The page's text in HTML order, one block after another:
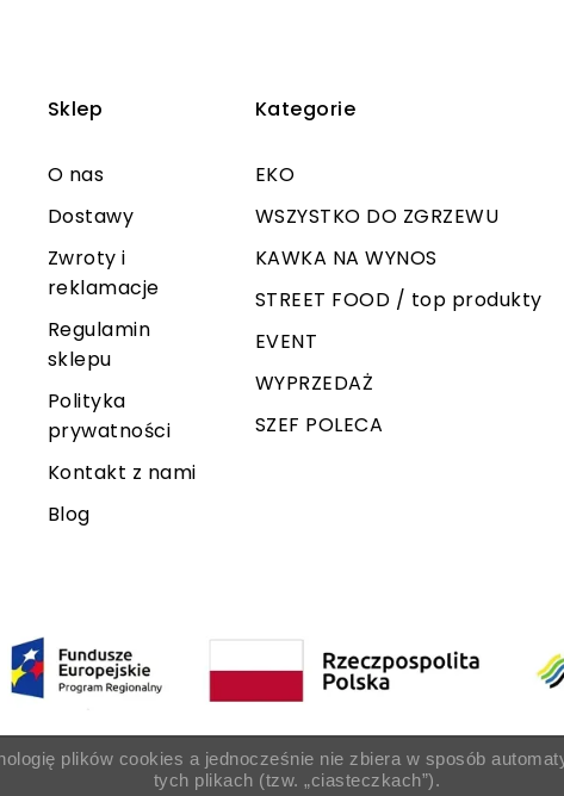
Sklep
O nas
Dostawy
Zwroty i
reklamacje
Regulamin
sklepu
Polityka
prywatności
Kontakt z nami
Blog
Kategorie
EKO
WSZYSTKO DO ZGRZEWU
KAWKA NA WYNOS
STREET FOOD / top produkty
EVENT
WYPRZEDAŻ
SZEF POLECA
plików cookies a jednocześnie nie zbiera w sposób
tych plikach (tzw. „ciasteczkach”).